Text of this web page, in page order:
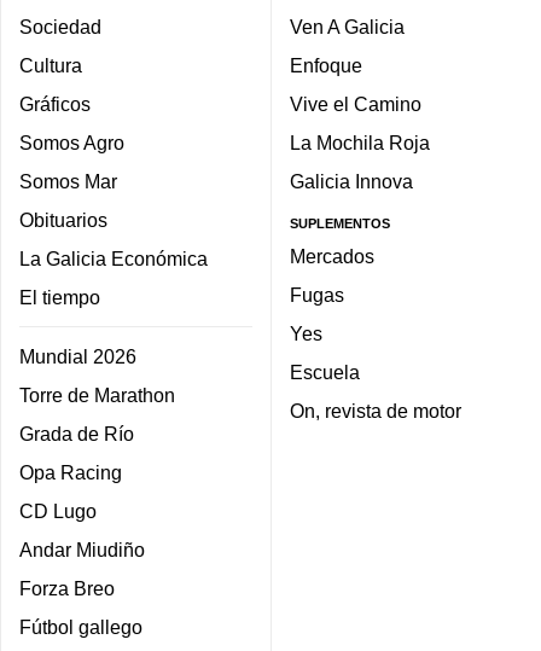
Sociedad
Cultura
Gráficos
Somos Agro
Somos Mar
Obituarios
La Galicia Económica
El tiempo
Mundial 2026
Torre de Marathon
Grada de Río
Opa Racing
CD Lugo
Andar Miudiño
Forza Breo
Fútbol gallego
Ven A Galicia
Enfoque
Vive el Camino
La Mochila Roja
Galicia Innova
SUPLEMENTOS
Mercados
Fugas
Yes
Escuela
On, revista de motor